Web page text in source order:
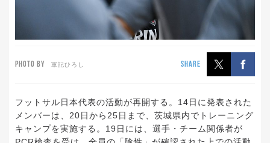
PHOTO BY 軍記ひろし SHARE
フットサル日本代表の活動が再開する。14日に発表された
メンバーは、20日から25日まで、茨城県内でトレーニング
キャンプを実施する。19日には、選手・チーム関係者が